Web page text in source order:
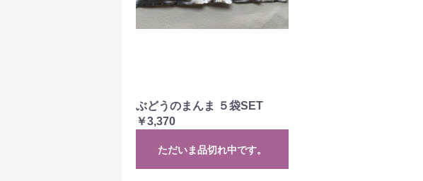
ぶどうのまんま ５袋SET
￥3,370
ただいま品切れ中です。